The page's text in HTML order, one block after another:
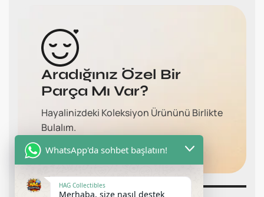
Aradığınız Özel Bir
Parça Mı Var?
Hayalinizdeki Koleksiyon Ürününü Birlikte
Bulalım.
WhatsApp'da sohbet başlatıın!
HAG Collectibles
Merhaba, size nasıl destek